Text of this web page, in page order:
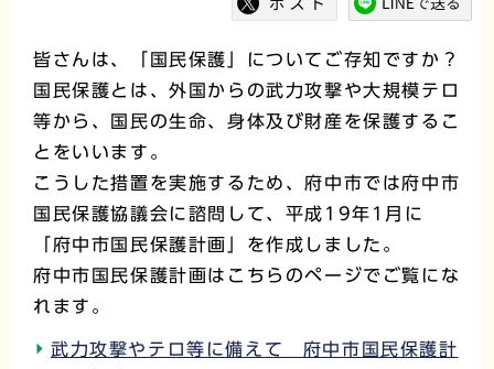
皆さんは、「国民保護」についてご存知ですか？
国民保護とは、外国からの武力攻撃や大規模テロ
等から、国民の生命、身体及び財産を保護するこ
とをいいます。
こうした措置を実施するため、府中市では府中市
国民保護協議会に諮問して、平成19年1月に
「府中市国民保護計画」を作成しました。
府中市国民保護計画はこちらのページでご覧にな
れます。
武力攻撃やテロ等に備えて 府中市国民保護計